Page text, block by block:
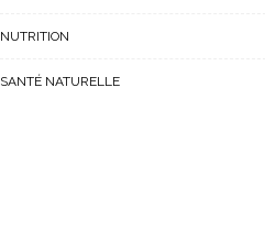
NUTRITION
SANTÉ NATURELLE